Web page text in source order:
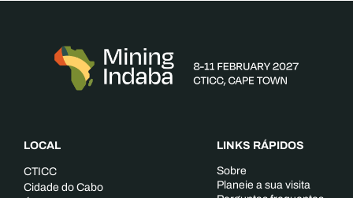
LOCAL
CTICC
Cidade do Cabo
LINKS RÁPIDOS
Sobre
Planeie a sua visita